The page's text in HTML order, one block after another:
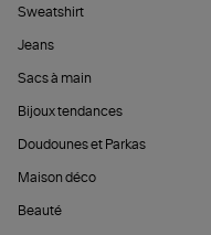
Sweatshirt
Jeans
Sacs à main
Bijoux tendances
Doudounes et Parkas
Maison déco
Beauté